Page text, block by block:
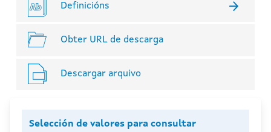
Definicións
Obter URL de descarga
Descargar arquivo
Selección de valores para consultar